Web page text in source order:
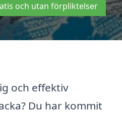
och utan förpliktelser
och effektiv
Du har kommit